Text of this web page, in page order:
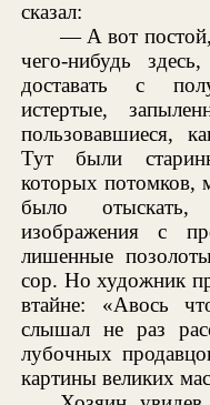
сказал:
— А вот
чего-нибудь
доставать с
истертые,
пользовавшиеся,
Тут были
которых потомков,
было отыскать,
изображения с
лишенные
сор. Но художник
втайне: «Авось
слышал не раз
лубочных
картины великих